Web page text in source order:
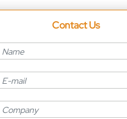
Contact Us